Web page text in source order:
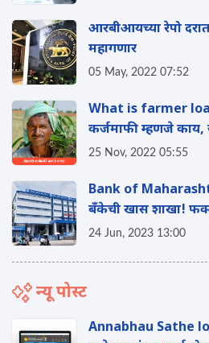
आरबीआयच्या रेपो
महागणार
05 May, 2022 07:52
What is farmer
कर्जमाफी म्हणजे काय,
25 Nov, 2022 05:55
Bank of
बँकेची खास शाखा! फक्त
कर्ज
24 Jun, 2023 13:00
न्यू पोस्ट
Annabhau Sathe